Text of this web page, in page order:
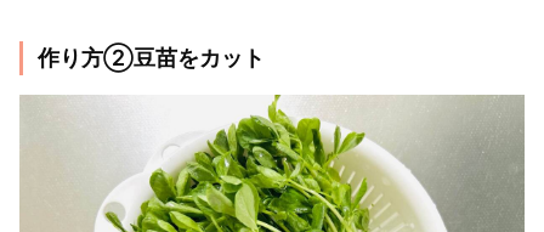
作り方②豆苗をカット